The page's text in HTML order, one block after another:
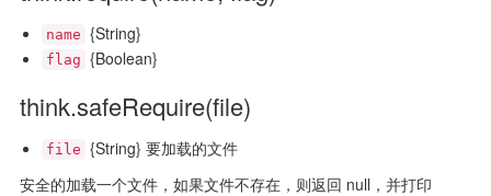
name {String}
flag {Boolean}
think.safeRequire(file)
file {String} 要加载的文件
安全的加载一个文件，如果文件不存在，则返回 null，并打印